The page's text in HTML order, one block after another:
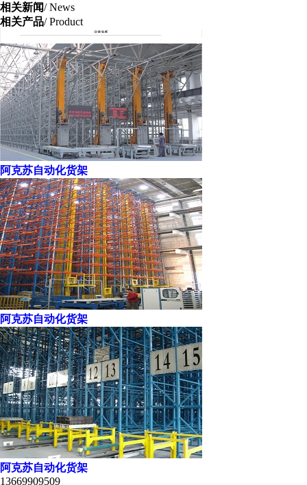
相关新闻/ News
相关产品/ Product
阿克苏自动化货架
阿克苏自动化货架
阿克苏自动化货架
13669909509